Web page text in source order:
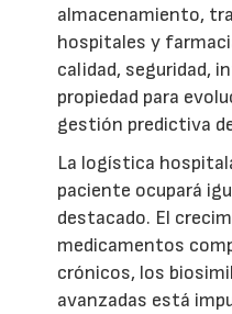
almacenamiento,
hospitales y
calidad, seguridad,
propiedad para
gestión predictiva
La logística
paciente ocupará
destacado. El
medicamentos
crónicos, los
avanzadas está